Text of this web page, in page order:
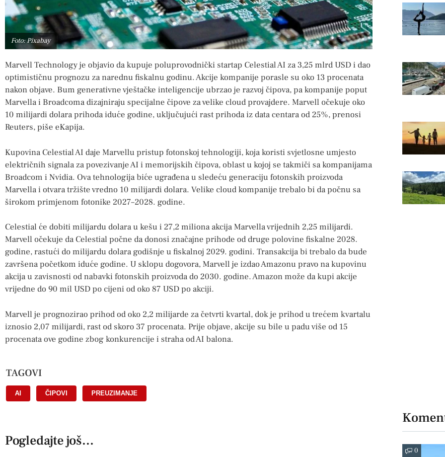
Foto: Pixabay
Marvell Technology je objavio da kupuje poluprovodnički startap Celestial AI za 3,25 mlrd USD i dao
optimističnu prognozu za narednu fiskalnu godinu. Akcije kompanije porasle su oko 13 procenata
nakon objave. Bum generativne vještačke inteligencije ubrzao je razvoj čipova, pa kompanije poput
Marvella i Broadcoma dizajniraju specijalne čipove za velike cloud provajdere. Marvell očekuje oko
10 milijardi dolara prihoda iduće godine, uključujući rast prihoda iz data centara od 25%, prenosi
Reuters, piše eKapija.
Kupovina Celestial AI daje Marvellu pristup fotonskoj tehnologiji, koja koristi svjetlosne umjesto
električnih signala za povezivanje AI i memorijskih čipova, oblast u kojoj se takmiči sa kompanijama
Broadcom i Nvidia. Ova tehnologija biće ugrađena u sledeću generaciju fotonskih proizvoda
Marvella i otvara tržište vredno 10 milijardi dolara. Velike cloud kompanije trebalo bi da počnu sa
širokom primjenom fotonike 2027–2028. godine.
Celestial će dobiti milijardu dolara u kešu i 27,2 miliona akcija Marvella vrijednih 2,25 milijardi.
Marvell očekuje da Celestial počne da donosi značajne prihode od druge polovine fiskalne 2028.
godine, rastući do milijardu dolara godišnje u fiskalnoj 2029. godini. Transakcija bi trebalo da bude
završena početkom iduće godine. U sklopu dogovora, Marvell je izdao Amazonu pravo na kupovinu
akcija u zavisnosti od nabavki fotonskih proizvoda do 2030. godine. Amazon može da kupi akcije
vrijedne do 90 mil USD po cijeni od oko 87 USD po akciji.
Marvell je prognozirao prihod od oko 2,2 milijarde za četvrti kvartal, dok je prihod u trećem kvartalu
iznosio 2,07 milijardi, rast od skoro 37 procenata. Prije objave, akcije su bile u padu više od 15
procenata ove godine zbog konkurencije i straha od AI balona.
TAGOVI
AI ČIPOVI PREUZIMANJE
Pogledajte još...
0